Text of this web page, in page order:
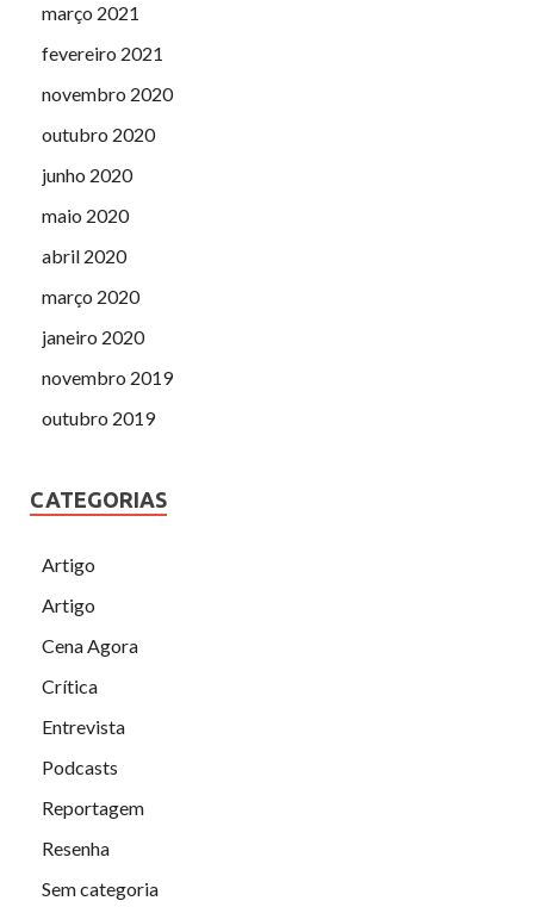
março 2021
fevereiro 2021
novembro 2020
outubro 2020
junho 2020
maio 2020
abril 2020
março 2020
janeiro 2020
novembro 2019
outubro 2019
CATEGORIAS
Artigo
Artigo
Cena Agora
Crítica
Entrevista
Podcasts
Reportagem
Resenha
Sem categoria